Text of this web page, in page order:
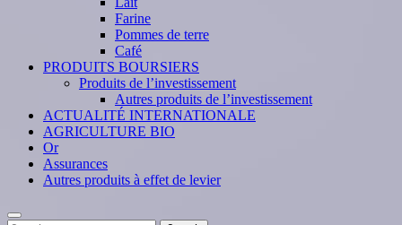
Farine
Pommes de terre
Café
PRODUITS BOURSIERS
Produits de l’investissement
Autres produits de l’investissement
ACTUALITÉ INTERNATIONALE
AGRICULTURE BIO
Or
Assurances
Autres produits à effet de levier
Search